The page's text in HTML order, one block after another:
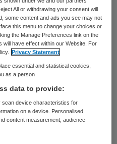
van
Wetenschap kunnen
doen in
die in de prijzen zijn
naar complexe
hersenen op
een radicale
All or withdrawing your consent will
some content and ads you see may not
this menu to change your choices or
the Manage Preferences link on the
will have effect within our Website. For
Privacy Statement
essential and statistical cookies,
as a person
data to provide:
scan device characteristics for
on a device. Personalised
content measurement, audience